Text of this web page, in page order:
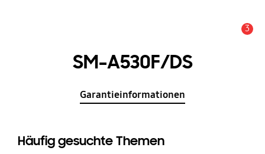
3
SM-A530F/DS
Garantieinformationen
Häufig gesuchte Themen